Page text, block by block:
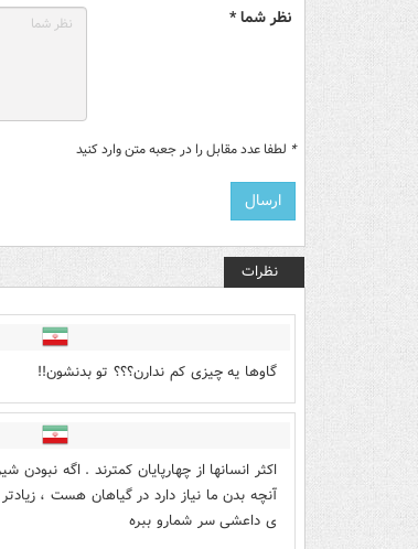
نظر شما *
* لطفا عدد مقابل را در جعبه متن وارد کنید
نظرات
گاوها یه چیزی کم ندارن؟؟؟ تو بدنشون!!
اکثر انسانها از چهارپایان کمترند . اگه
آنچه بدن ما نیاز دارد در گیاهان هست ،
ی داعشی سر شمارو ببره